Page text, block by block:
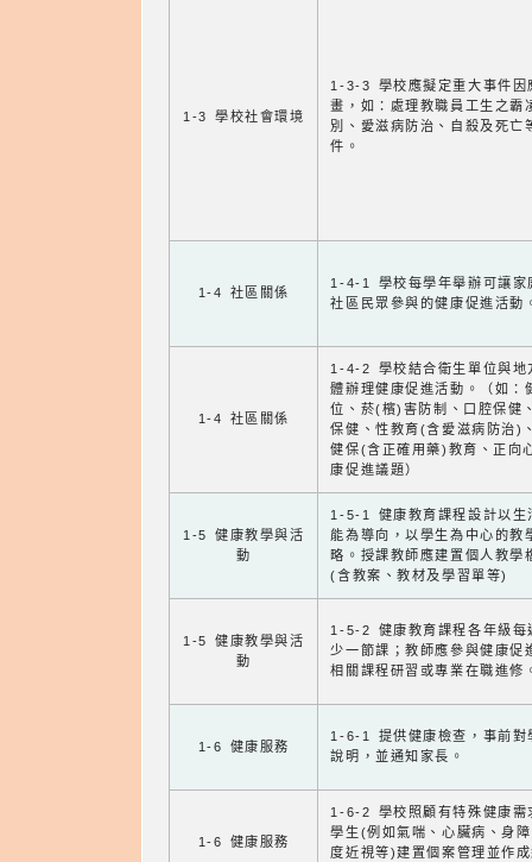
1-3 學校社會環境
1-3-3 學校應擬定重大事件因
畫，如：處理教職員工生之霸
別、愛滋病防治、自殺及死亡
件。
1-4 社區關係
1-4-1 學校每學年舉辦可讓家
社區民眾參與的健康促進活動
1-4 社區關係
1-4-2 學校結合衛生單位與地
體辦理健康促進活動。（如：
位、菸(檳)害防制、口腔保健
保健、性教育(含愛滋病防治)
健保(含正確用藥)教育、正向
康促進議題）
1-5 健康教學與活
動
1-5-1 健康教育課程設計以生
能為導向，以學生為中心的教
略。授課教師應建置個人教學
(含教案、教材及學習單等)
1-5 健康教學與活
動
1-5-2 健康教育課程各年級每
少一節課；教師應參與健康促
相關課程研習或專業在職進修
1-6 健康服務
1-6-1 提供健康檢查，事前對
說明，並通知家長。
1-6 健康服務
1-6-2 學校照顧有特殊健康需
學生(例如氣喘、心臟病、身
度近視等)建置個案管理並作